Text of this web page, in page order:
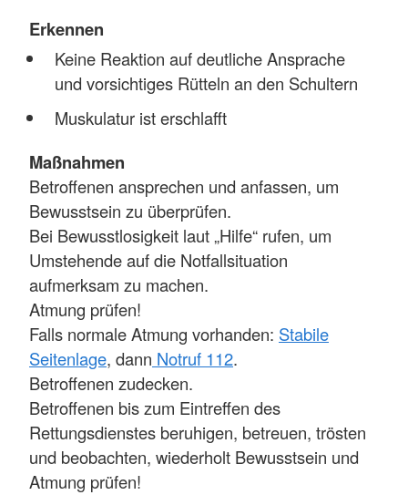
Erkennen
Keine Reaktion auf deutliche Ansprache
und vorsichtiges Rütteln an den Schultern
Muskulatur ist erschlafft
Maßnahmen
Betroffenen ansprechen und anfassen, um
Bewusstsein zu überprüfen.
Bei Bewusstlosigkeit laut „Hilfe“ rufen, um
Umstehende auf die Notfallsituation
aufmerksam zu machen.
Atmung prüfen!
Falls normale Atmung vorhanden: Stabile
Seitenlage, dann Notruf 112.
Betroffenen zudecken.
Betroffenen bis zum Eintreffen des
Rettungsdienstes beruhigen, betreuen, trösten
und beobachten, wiederholt Bewusstsein und
Atmung prüfen!